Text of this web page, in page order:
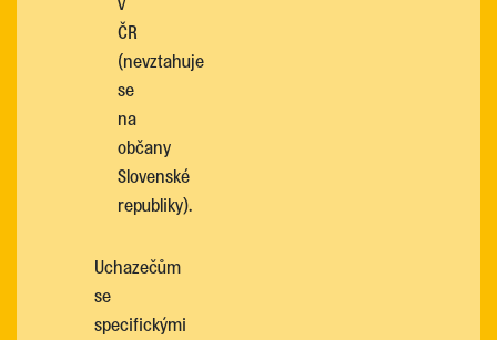
ČR
(nevztahuje
se
na
občany
Slovenské
republiky).
Uchazečům
se
specifickými